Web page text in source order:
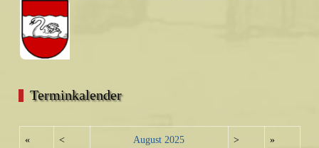
Terminkalender
« < August 2025 > »